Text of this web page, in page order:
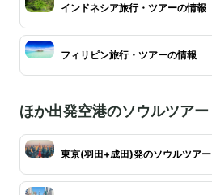
インドネシア旅行・ツアーの情報
フィリピン旅行・ツアーの情報
ほか出発空港のソウルツアー
東京(羽田+成田)発のソウルツアー